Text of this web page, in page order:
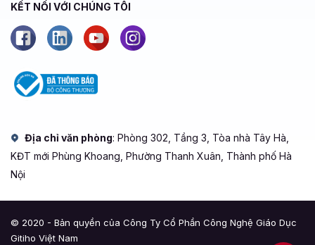
KẾT NỐI VỚI CHÚNG TÔI
Địa chỉ văn phòng: Phòng 302, Tầng 3, Tòa nhà Tây Hà,
KĐT mới Phùng Khoang, Phường Thanh Xuân, Thành phố Hà
Nội
© 2020 - Bản quyền của Công Ty Cổ Phần Công Nghệ Giáo Dục
Gitiho Việt Nam